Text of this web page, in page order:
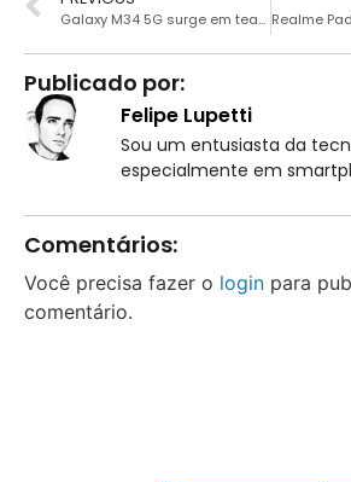
Galaxy M34 5G surge em teaser indicando lançamento próximo
Publicado por:
Felipe Lupetti
Sou um entusiasta da
especialmente em
Comentários:
Você precisa fazer o login para
comentário.